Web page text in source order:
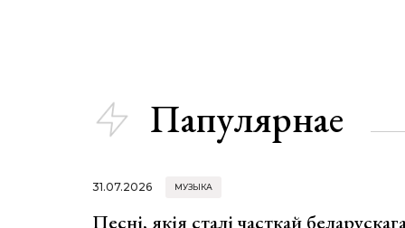
Папулярнае
31.07.2026 МУЗЫКА
Песні, якія сталі часткай